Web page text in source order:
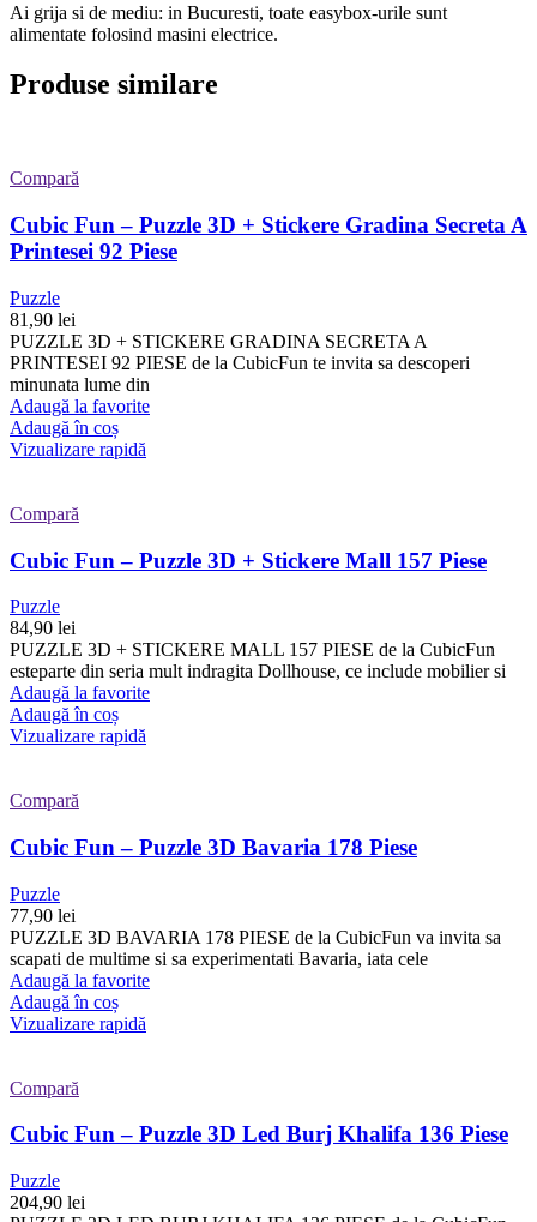
Ai grija si de mediu: in Bucuresti, toate easybox-urile sunt
alimentate folosind masini electrice.
Produse similare
Compară
Cubic Fun – Puzzle 3D + Stickere Gradina Secreta A
Printesei 92 Piese
Puzzle
81,90 lei
PUZZLE 3D + STICKERE GRADINA SECRETA A
PRINTESEI 92 PIESE de la CubicFun te invita sa descoperi
minunata lume din
Adaugă la favorite
Adaugă în coș
Vizualizare rapidă
Compară
Cubic Fun – Puzzle 3D + Stickere Mall 157 Piese
Puzzle
84,90 lei
PUZZLE 3D + STICKERE MALL 157 PIESE de la CubicFun
esteparte din seria mult indragita Dollhouse, ce include mobilier si
Adaugă la favorite
Adaugă în coș
Vizualizare rapidă
Compară
Cubic Fun – Puzzle 3D Bavaria 178 Piese
Puzzle
77,90 lei
PUZZLE 3D BAVARIA 178 PIESE de la CubicFun va invita sa
scapati de multime si sa experimentati Bavaria, iata cele
Adaugă la favorite
Adaugă în coș
Vizualizare rapidă
Compară
Cubic Fun – Puzzle 3D Led Burj Khalifa 136 Piese
Puzzle
204,90 lei